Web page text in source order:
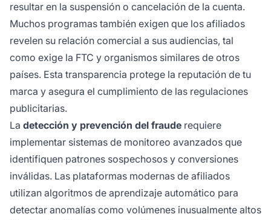
resultar en la suspensión o cancelación de la cuenta.
Muchos programas también exigen que los afiliados
revelen su relación comercial a sus audiencias, tal
como exige la FTC y organismos similares de otros
países. Esta transparencia protege la reputación de tu
marca y asegura el cumplimiento de las regulaciones
publicitarias.
La detección y prevención del fraude requiere
implementar sistemas de monitoreo avanzados que
identifiquen patrones sospechosos y conversiones
inválidas. Las plataformas modernas de afiliados
utilizan algoritmos de aprendizaje automático para
detectar anomalías como volúmenes inusualmente altos